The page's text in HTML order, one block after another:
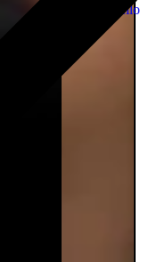
carrello